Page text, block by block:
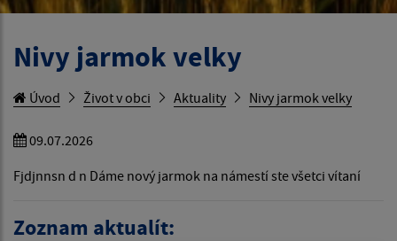
Nivy jarmok velky
Úvod Život v obci Aktuality Nivy jarmok velky
09.07.2026
Fjdjnnsn d n Dáme nový jarmok na námestí ste všetci vítaní
Zoznam aktualít: